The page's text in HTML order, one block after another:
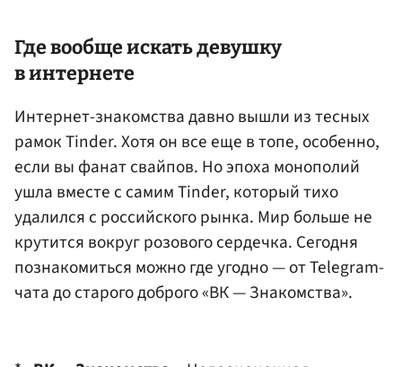
Где вообще искать девушку
в интернете
Интернет-знакомства давно вышли из тесных
рамок Tinder. Хотя он все еще в топе, особенно,
если вы фанат свайпов. Но эпоха монополий
ушла вместе с самим Tinder, который тихо
удалился с российского рынка. Мир больше не
крутится вокруг розового сердечка. Сегодня
познакомиться можно где угодно — от Telegram-
чата до старого доброго «ВК — Знакомства».